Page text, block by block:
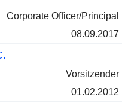
Corporate Officer/Principal
08.09.2017
Vorsitzender
01.02.2012